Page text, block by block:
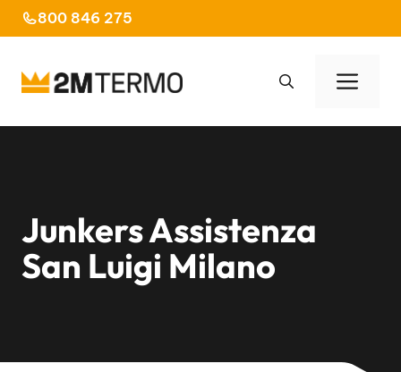
al
800 846 275
Junkers Assistenza
San Luigi Milano